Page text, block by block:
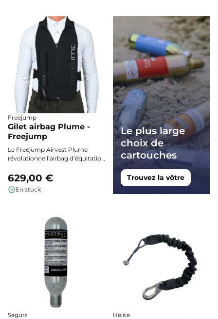
tenues, même en superposition.
Freejump
Gilet airbag Plume -
Freejump
Le Freejump Airvest Plume
révolutionne l’airbag d’équitation
veste, doté d’une technologie
sans chambre à air
sécurité maximale en
629,00 €
En stock
Le plus large
choix de
cartouches
Trouvez la vôtre
Segura Helite